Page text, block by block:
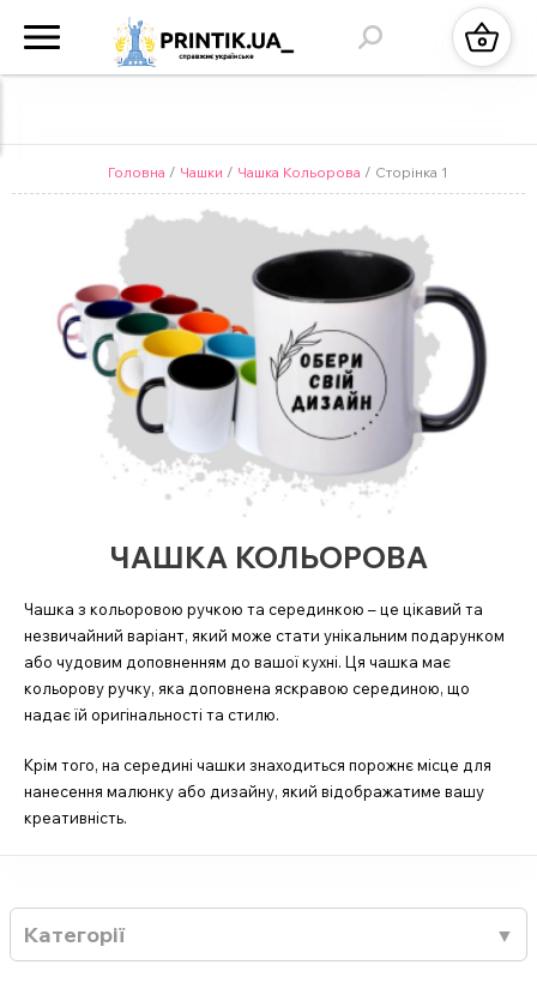
Головна / Чашки / Чашка Кольорова / Сторінка 1
ЧАШКА КОЛЬОРОВА
Чашка з кольоровою ручкою та серединкою – це цікавий та
незвичайний варіант, який може стати унікальним подарунком
або чудовим доповненням до вашої кухні. Ця чашка має
кольорову ручку, яка доповнена яскравою серединою, що
надає їй оригінальності та стилю.
Крім того, на середині чашки знаходиться порожнє місце для
нанесення малюнку або дизайну, який відображатиме вашу
креативність.
Категорії